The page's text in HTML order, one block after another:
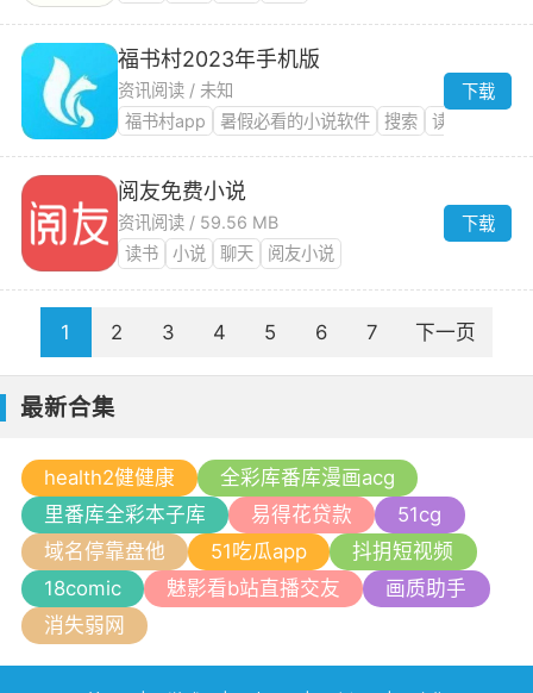
福书村2023年手机版
资讯阅读 / 未知
福书村app
暑假必看的小说软件 搜索 读书
下载
阅友免费小说
资讯阅读 / 59.56 MB
读书
小说 聊天 阅友小说
下载
1 2 3 4 5 6 7 下一页
最新合集
health2健健康
全彩库番库漫画acg
里番库全彩本子库
易得花贷款
51cg
域名停靠盘他
51吃瓜app
抖抈短视频
18comic
魅影看b站直播交友
画质助手
消失弱网